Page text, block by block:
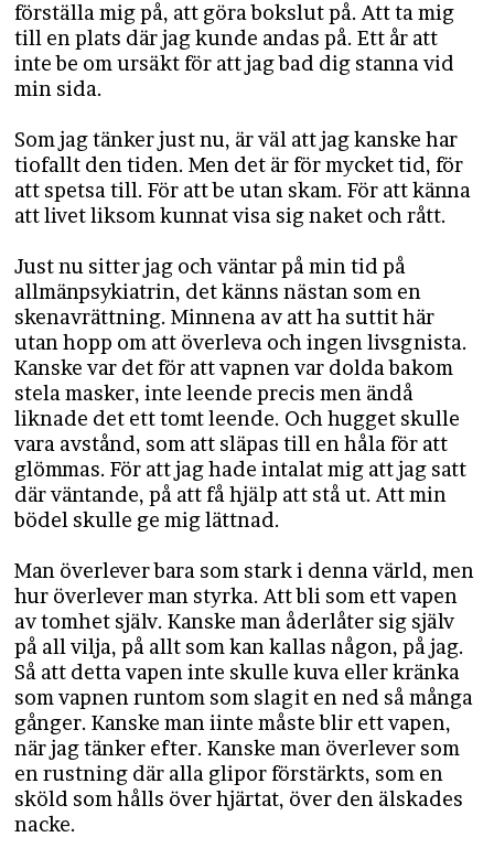
förställa mig på, att göra bokslut på. Att ta mig
till en plats där jag kunde andas på. Ett år att
inte be om ursäkt för att jag bad dig stanna vid
min sida.
Som jag tänker just nu, är väl att jag kanske har
tiofallt den tiden. Men det är för mycket tid, för
att spetsa till. För att be utan skam. För att känna
att livet liksom kunnat visa sig naket och rått.
Just nu sitter jag och väntar på min tid på
allmänpsykiatrin, det känns nästan som en
skenavrättning. Minnena av att ha suttit här
utan hopp om att överleva och ingen livsgnista.
Kanske var det för att vapnen var dolda bakom
stela masker, inte leende precis men ändå
liknade det ett tomt leende. Och hugget skulle
vara avstånd, som att släpas till en håla för att
glömmas. För att jag hade intalat mig att jag satt
där väntande, på att få hjälp att stå ut. Att min
bödel skulle ge mig lättnad.
Man överlever bara som stark i denna värld, men
hur överlever man styrka. Att bli som ett vapen
av tomhet själv. Kanske man åderlåter sig själv
på all vilja, på allt som kan kallas någon, på jag.
Så att detta vapen inte skulle kuva eller kränka
som vapnen runtom som slagit en ned så många
gånger. Kanske man iinte måste blir ett vapen,
när jag tänker efter. Kanske man överlever som
en rustning där alla glipor förstärkts, som en
sköld som hålls över hjärtat, över den älskades
nacke.